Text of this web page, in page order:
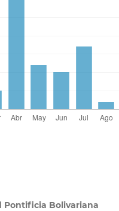
Pontificia Bolivariana